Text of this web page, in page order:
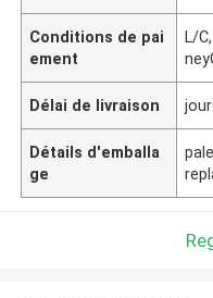
Conditions de pai
ement
L/
Délai de livraison
Détails d'emballa
ge